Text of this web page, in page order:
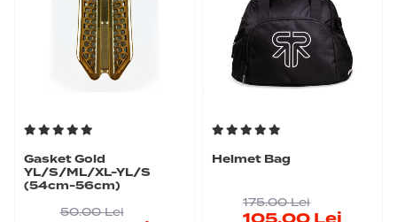
Gasket Gold
YL/S/ML/XL-YL/S
(54cm-56cm)
50.00 Lei
Helmet Bag
175.00 Lei